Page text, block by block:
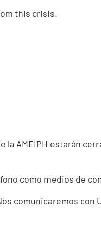
this crisis.
la AMEIPH estarán
como medios de
comunicaremos con